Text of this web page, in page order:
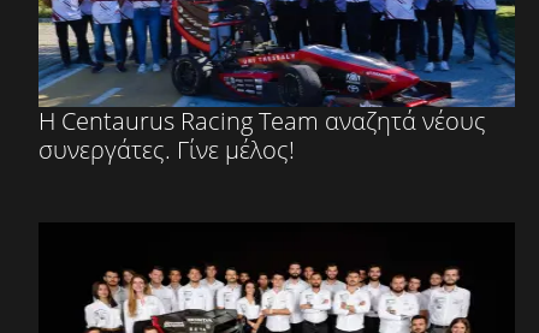
H Centaurus Racing Team αναζητά νέους
συνεργάτες. Γίνε μέλος!